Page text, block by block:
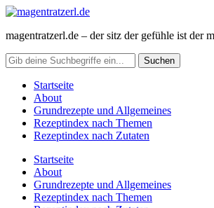
magentratzerl.de – der sitz der gefühle ist der
Startseite
About
Grundrezepte und Allgemeines
Rezeptindex nach Themen
Rezeptindex nach Zutaten
Startseite
About
Grundrezepte und Allgemeines
Rezeptindex nach Themen